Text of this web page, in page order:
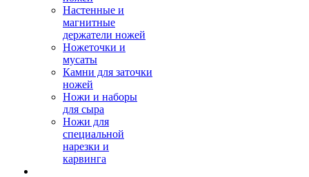
Настенные и
магнитные
держатели ножей
Ножеточки и
мусаты
Камни для заточки
ножей
Ножи и наборы
для сыра
Ножи для
специальной
нарезки и
карвинга